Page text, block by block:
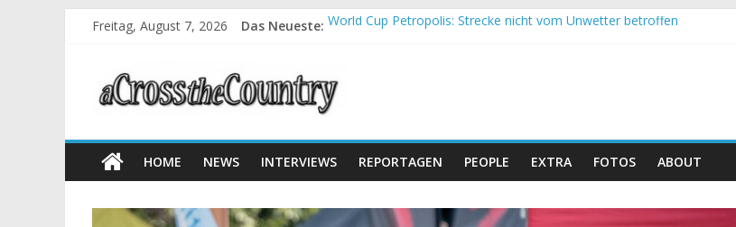
Freitag, August 7, 2026 Das Neueste: World Cup Petropolis: Strecke nicht vom Unwetter betroffen
Halbzeit beim Andalucia Bike Race: Weltmeister Seewald führt
Chelva: Schweizer Doppelsieg beim ersten XCO-Rennen der Saison
HOME NEWS INTERVIEWS REPORTAGEN PEOPLE EXTRA FOTOS ABOUT